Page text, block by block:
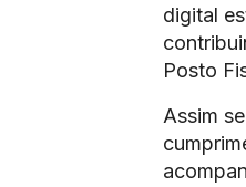
digital
Posto
Assim